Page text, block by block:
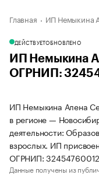
Главная ИП Немыкина
ДЕЙСТВУЕТОБНОВЛЕНО
ИП Немыкина
ОГРНИП:
ИП Немыкина Алена
в регионе —
деятельности:
взрослых. ИП
ОГРНИП:
Данные получены из